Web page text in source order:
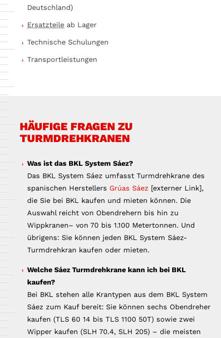
Deutschland)
Ersatzteile ab Lager
Technische Schulungen
Transportleistungen
HÄUFIGE FRAGEN ZU
TURMDREHKRANEN
Was ist das BKL System Sáez?
Das BKL System Sáez umfasst Turmdrehkrane des
spanischen Herstellers Grúas Sáez [externer Link],
die Sie bei BKL kaufen und mieten können. Die
Auswahl reicht von Obendrehern bis hin zu
Wippkranen– von 70 bis 1.100 Metertonnen. Und
übrigens: Sie können jeden BKL System Sáez-
Turmdrehkran kaufen oder mieten.
Welche Sáez Turmdrehkrane kann ich bei BKL
kaufen?
Bei BKL stehen alle Krantypen aus dem BKL System
Sáez zum Kauf bereit: Sie können sechs Obendreher
kaufen (TLS 60 14 bis TLS 1100 50T) sowie zwei
Wipper kaufen (SLH 70.4, SLH 205) – die meisten